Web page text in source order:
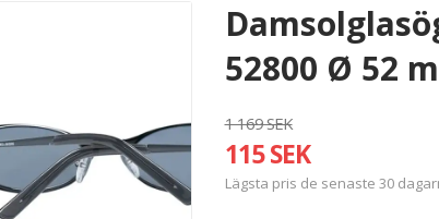
52800 Ø 52
1 169 SEK
115 SEK
Lägsta pris de senaste 30